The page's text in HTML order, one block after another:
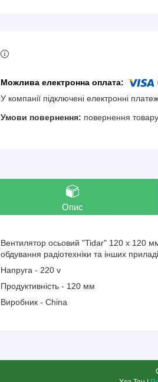
У компанії підключені електронні
повернення
Опис
Вентилятор осьовий "Tidar" 120 х 120
обдування радіотехніки та інших
Напруга - 220 v
Продуктивність - 120 мм
Виробник - China